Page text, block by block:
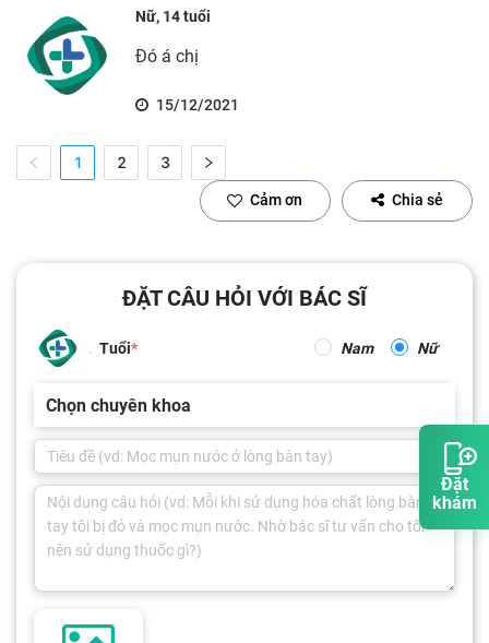
Đặt
khám
Nữ, 14 tuổi
Đó á chị
15/12/2021
1 2 3
Cảm ơn Chia sẻ
ĐẶT CÂU HỎI VỚI BÁC SĨ
Tuổi Nam Nữ
Chọn chuyên khoa